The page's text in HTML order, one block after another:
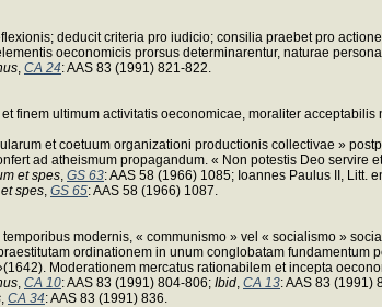
deducit criteria pro iudicio; consilia praebet pro
oeconomicis prorsus determinarentur, naturae
, CA 24: AAS 83 (1991) 821-822.
finem ultimum activitatis oeconomicae, moraliter
et coetuum organizationi productionis collectivae »
ad atheismum propagandum. « Non potestis Deo servire
et spes, GS 63: AAS 58 (1966) 1085; Ioannes Paulus II, Litt.
spes, GS 65: AAS 58 (1966) 1087.
modernis, « communismo » vel « socialismo »
ordinationem in unum conglobatam
Moderationem mercatus rationabilem et incepta
, CA 10: AAS 83 (1991) 804-806; Ibid, CA 13: AAS 83 (1991)
, CA 34: AAS 83 (1991) 836.